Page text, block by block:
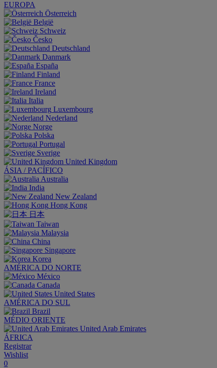
EUROPA
Österreich
België
Schweiz
Česko
Deutschland
Danmark
España
Finland
France
Ireland
Italia
Luxembourg
Nederland
Norge
Polska
Portugal
Sverige
United Kingdom
ÁSIA / PACÍFICO
Australia
India
New Zealand
Hong Kong
日本
Taiwan
Malaysia
China
Singapore
Korea
AMÉRICA DO NORTE
México
Canada
United States
AMÉRICA DO SUL
Brazil
MÉDIO ORIENTE
United Arab Emirates
ÁFRICA
Registrar
Wishlist
0